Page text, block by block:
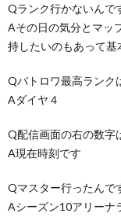
Qランク行かないんで
Aその日の気分とマッ
持したいのもあって基
Qバトロワ最高ランク
Aダイヤ４
Q配信画面の右の数字
A現在時刻です
Qマスター行ったんで
Aシーズン10アリーナ